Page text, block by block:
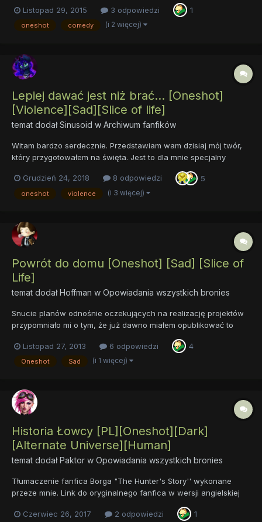
tego Twilight Sparkle, szczęśliwie jednak dzięki wsparciu Pinkie
Pie wszystko za...
Listopad 29, 2015 3 odpowiedzi 1
oneshot comedy (i 2 więcej)
Lepiej dawać jest niż brać... [Oneshot]
[Violence][Sad][Slice of life]
temat dodałSinusoid w Archiwum fanfików
Witam bardzo serdecznie. Przedstawiam wam dzisiaj mój twór,
który przygotowałem na święta. Jest to dla mnie specjalny
pierwszy, w którym chciałem przekazać coś więcej. Pragnę
szczególnie podziękować Ziemniakowi, za pomo...
Grudzień 24, 2018 8 odpowiedzi 5
oneshot violence (i 3 więcej)
Powrót do domu [Oneshot] [Sad] [Slice of
Life]
temat dodałHoffman w Opowiadania wszystkich bronies
Snucie planów odnośnie oczekujących na realizację projektów
przypomniało mi o tym, że już dawno miałem opublikować to
pierwsze miejsce w VI edycji Konkursu Literackiego. Poniżej
zamieszczam jego oryginalną, konkursową wersję (z tym, że
Listopad 27, 2013 6 odpowiedzi 4
Oneshot Sad (i 1 więcej)
Historia Łowcy [PL][Oneshot][Dark]
[Alternate Universe][Human]
temat dodałPaktor w Opowiadania wszystkich bronies
Tłumaczenie fanfica Borga "The Hunter's Story'' wykonane
przeze mnie. Link do oryginalnego fanfica w wersji angielskiej
https://www.fimfiction.net/story/198383/the-hunters-story
Tłumaczenie:
Czerwiec 26, 2017 2 odpowiedzi 1